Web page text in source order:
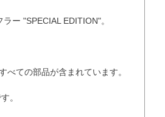
ー "SPECIAL EDITION"。
ての部品が含まれています。
。